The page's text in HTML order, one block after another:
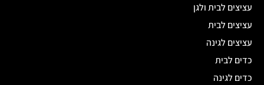
עציצים לבית ולגן
עציצים לבית
עציצים לגינה
כדים לבית
כדים לגינה